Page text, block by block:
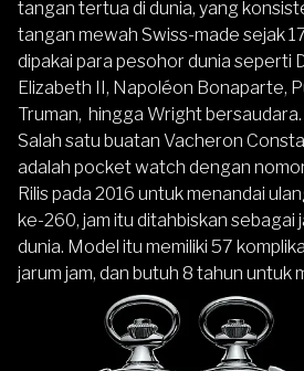
tangan tertua di dunia, yang
tangan mewah Swiss-made sejak
dipakai para pesohor dunia seperti
Elizabeth II, Napoléon Bonaparte,
Truman, hingga Wright bersaudara.
Salah satu buatan Vacheron
adalah pocket watch dengan
Rilis pada 2016 untuk menandai
ke-260, jam itu ditahbiskan sebagai
dunia. Model itu memiliki 57
jarum jam, dan butuh 8 tahun untuk